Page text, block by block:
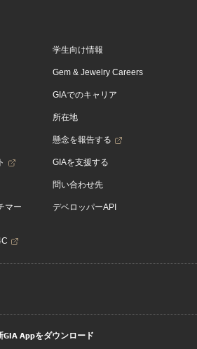
マー
学生向け情報
Gem & Jewelry Careers
GIAでのキャリア
所在地
懸念を報告する
GIAを支援する
問い合わせ先
デベロッパーAPI
GIA Appをダウンロード